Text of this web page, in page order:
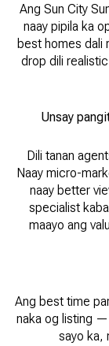
Ang Sun City
naay pipila ka
best homes dali
drop dili
Unsay
Dili tanan
Naay micro-
naay better
specialist
maayo ang
Ang best time
naka og listing —
sayo ka,